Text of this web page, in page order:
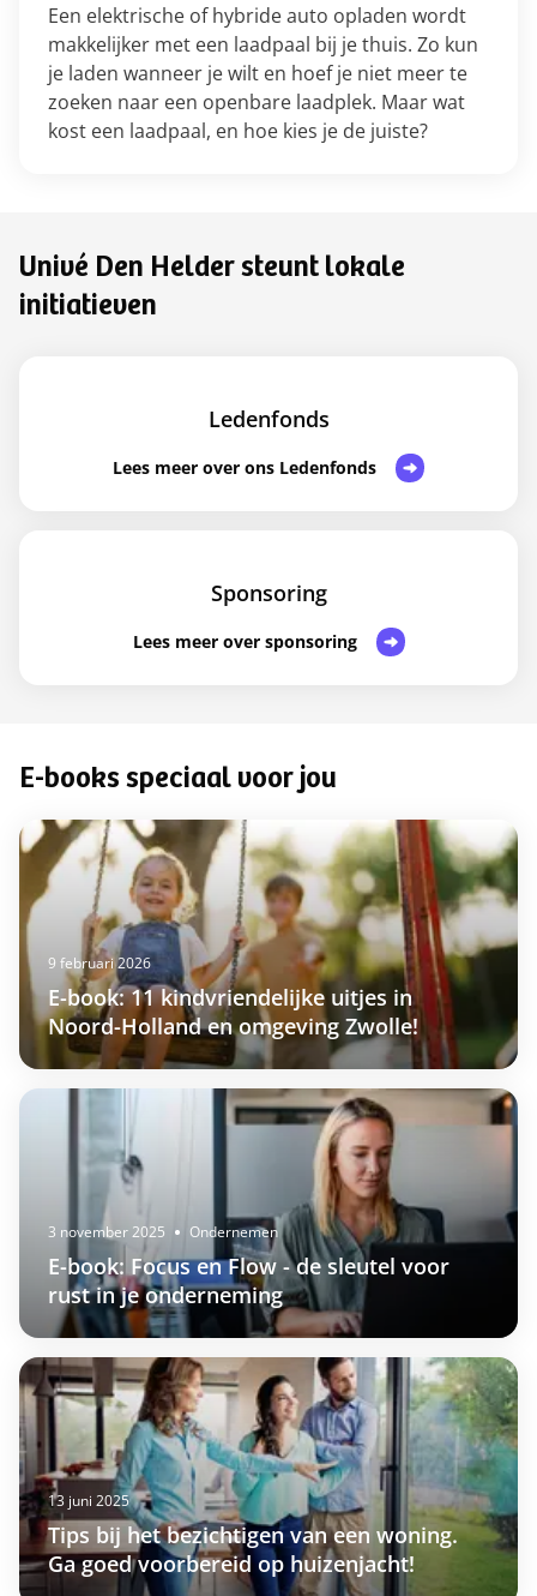
Een elektrische of hybride auto opladen wordt
makkelijker met een laadpaal bij je thuis. Zo kun
je laden wanneer je wilt en hoef je niet meer te
zoeken naar een openbare laadplek. Maar wat
kost een laadpaal, en hoe kies je de juiste?
Univé Den Helder steunt lokale
initiatieven
Ledenfonds
Lees meer over ons Ledenfonds
Sponsoring
Lees meer over sponsoring
E-books speciaal voor jou
E-book: 11 kindvriendelijke uitjes in
Noord-Holland en omgeving Zwolle!
9 februari 2026
E-book: Focus en Flow - de sleutel voor
rust in je onderneming
3 november 2025 Ondernemen
Tips bij het bezichtigen van een woning.
Ga goed voorbereid op huizenjacht!
13 juni 2025